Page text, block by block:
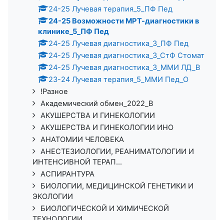
24-25 Лучевая терапия_5_ПФ Пед
24-25 Возможности МРТ-диагностики в
клинике_5_ПФ Пед
24-25 Лучевая диагностика_3_ПФ Пед
24-25 Лучевая диагностика_3_СтФ Стомат
24-25 Лучевая диагностика_3_ММИ ЛД_В
23-24 Лучевая терапия_5_ММИ Пед_О
!Разное
Академический обмен_2022_В
АКУШЕРСТВА И ГИНЕКОЛОГИИ
АКУШЕРСТВА И ГИНЕКОЛОГИИ ИНО
АНАТОМИИ ЧЕЛОВЕКА
АНЕСТЕЗИОЛОГИИ, РЕАНИМАТОЛОГИИ И
ИНТЕНСИВНОЙ ТЕРАП...
АСПИРАНТУРА
БИОЛОГИИ, МЕДИЦИНСКОЙ ГЕНЕТИКИ И
ЭКОЛОГИИ
БИОЛОГИЧЕСКОЙ И ХИМИЧЕСКОЙ